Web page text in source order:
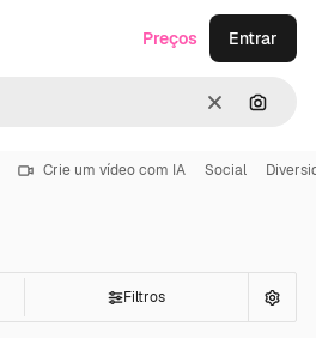
Limpar
Preços Entrar
Crie um vídeo com IA Social
Filtros